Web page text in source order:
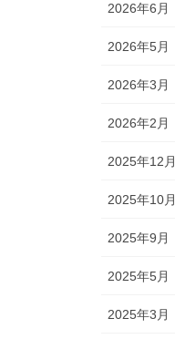
2026年6月
2026年5月
2026年3月
2026年2月
2025年12月
2025年10月
2025年9月
2025年5月
2025年3月